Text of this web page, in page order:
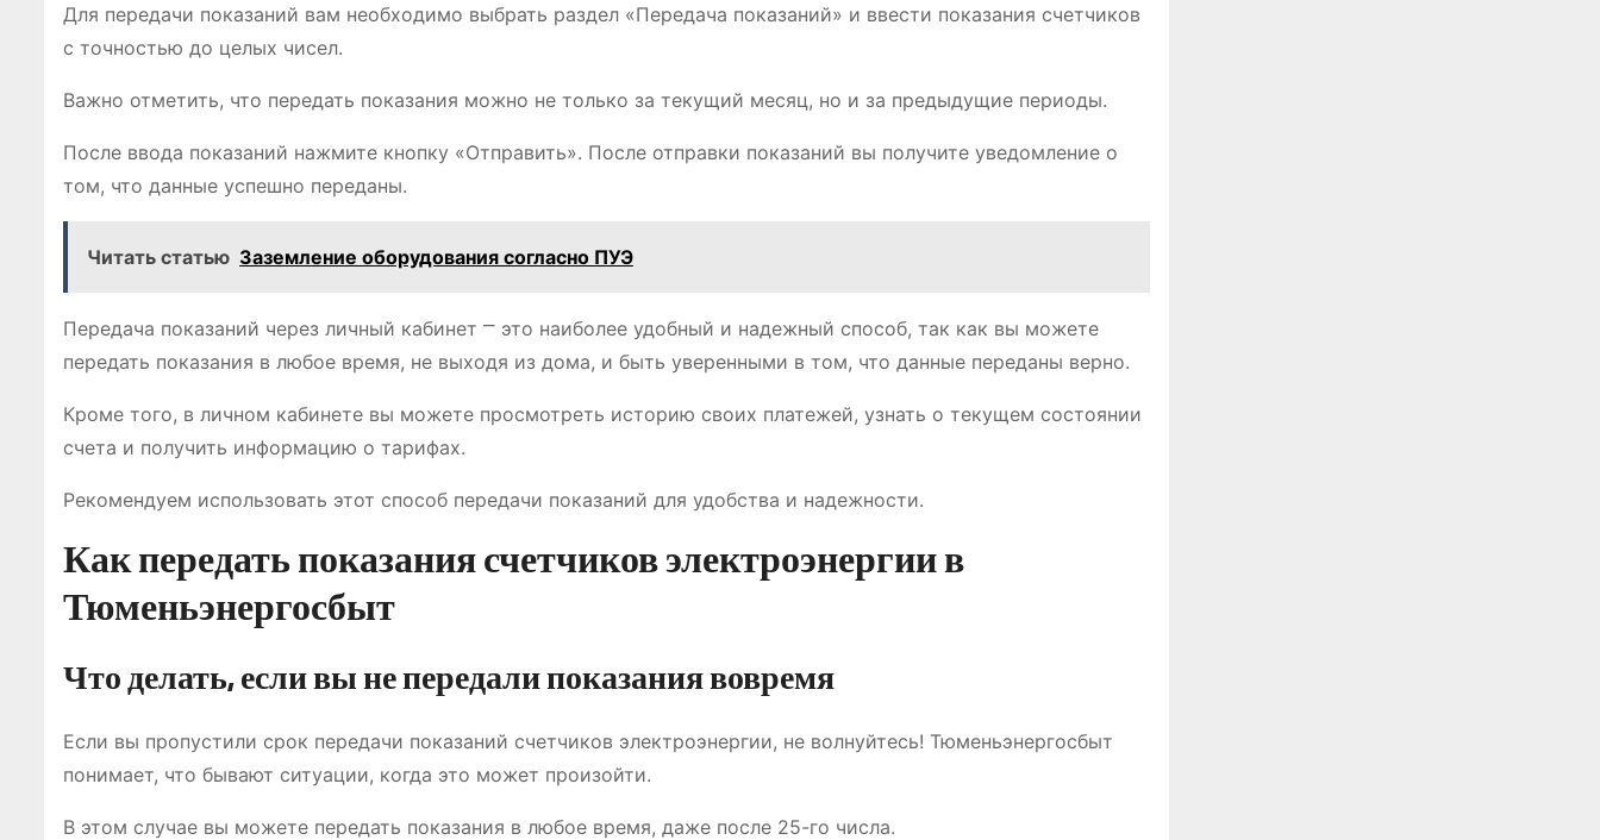
Для передачи показаний вам необходимо выбрать раздел «Передача показаний» и ввести показания счетчиков
с точностью до целых чисел.
Важно отметить, что передать показания можно не только за текущий месяц, но и за предыдущие периоды.
После ввода показаний нажмите кнопку «Отправить». После отправки показаний вы получите уведомление о
том, что данные успешно переданы.
Читать статью Заземление оборудования согласно ПУЭ
Передача показаний через личный кабинет ⎻ это наиболее удобный и надежный способ, так как вы можете
передать показания в любое время, не выходя из дома, и быть уверенными в том, что данные переданы верно.
Кроме того, в личном кабинете вы можете просмотреть историю своих платежей, узнать о текущем состоянии
счета и получить информацию о тарифах.
Рекомендуем использовать этот способ передачи показаний для удобства и надежности.
Как передать показания счетчиков электроэнергии в
Тюменьэнергосбыт
Что делать, если вы не передали показания вовремя
Если вы пропустили срок передачи показаний счетчиков электроэнергии, не волнуйтесь! Тюменьэнергосбыт
понимает, что бывают ситуации, когда это может произойти.
В этом случае вы можете передать показания в любое время, даже после 25-го числа.